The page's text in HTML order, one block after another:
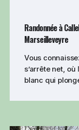
Randonnée à
Marseilleveyre
Vous
s’arrête net,
blanc qui